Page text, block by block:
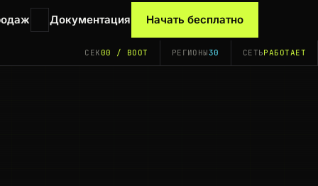
Документация Начать бесплатно
СЕК00 / BOOT РЕГИОНЫ30 СЕТЬРАБОТАЕТ